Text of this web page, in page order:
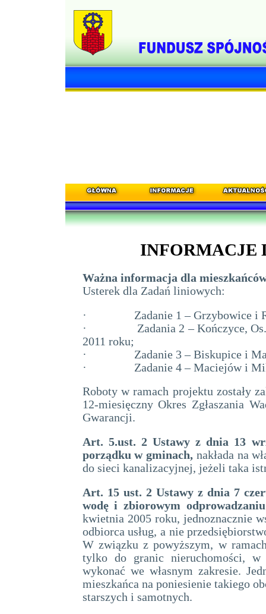
INFORMACJE
Ważna informacja dla
Usterek dla Zadań liniowych:
·
Zadanie 1 – Grzybowice i
·
Zadania 2 – Kończyce,
2011 roku;
·
Zadanie 3 – Biskupice i
·
Zadanie 4 – Maciejów i
Roboty w ramach projektu zostały
12-miesięczny Okres Zgłaszania
Gwarancji.
Art. 5.ust. 2 Ustawy z dnia 13
porządku w gminach, nakłada na
do sieci kanalizacyjnej, jeżeli taka
Art. 15 ust. 2 Ustawy z dnia 7
wodę i zbiorowym
kwietnia 2005 roku, jednoznacznie
odbiorca usług, a nie
W związku z powyższym, w
tylko do granic nieruchomości, w
wykonać we własnym zakresie.
mieszkańca na poniesienie takiego
starszych i samotnych.